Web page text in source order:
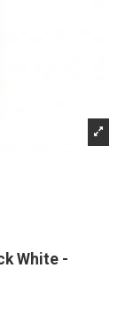
White -